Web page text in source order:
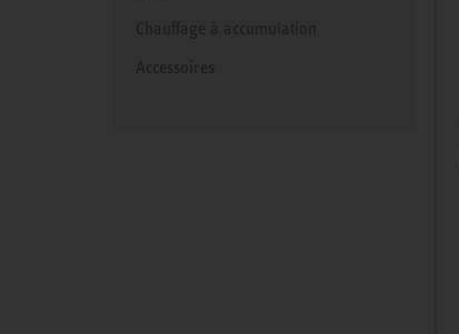
Chauffage à accumulation
Accessoires